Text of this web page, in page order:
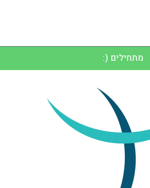
מתחילים (: